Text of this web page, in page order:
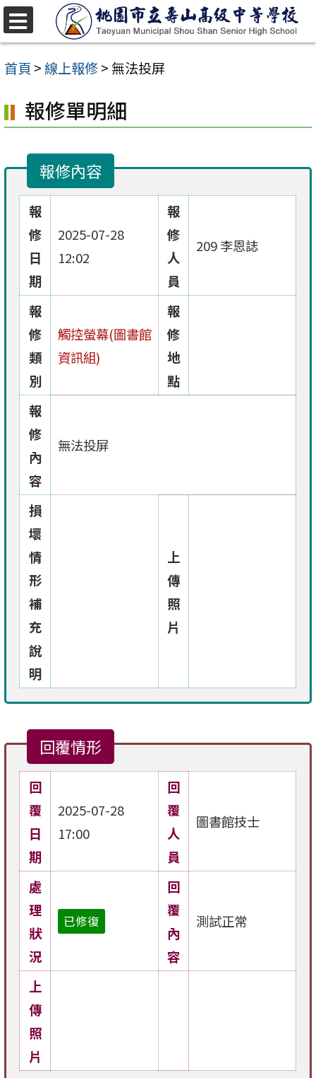
跳
至
主
內
容
首頁 >線上報修> 無法投屏
報修單明細
報修內容
報
修
日
期
2025-07-28
12:02
報
修
人
員
209 李恩誌
報
修
類
別
觸控螢幕(圖書館
資訊組)
報
修
地
點
報
修
內
容
無法投屏
損
壞
情
形
補
充
說
明
上
傳
照
片
回覆情形
回
覆
日
期
2025-07-28
17:00
回
覆
人
員
圖書館技士
處
理
狀
況
已修復
回
覆
內
容
測試正常
上
傳
照
片
選
單